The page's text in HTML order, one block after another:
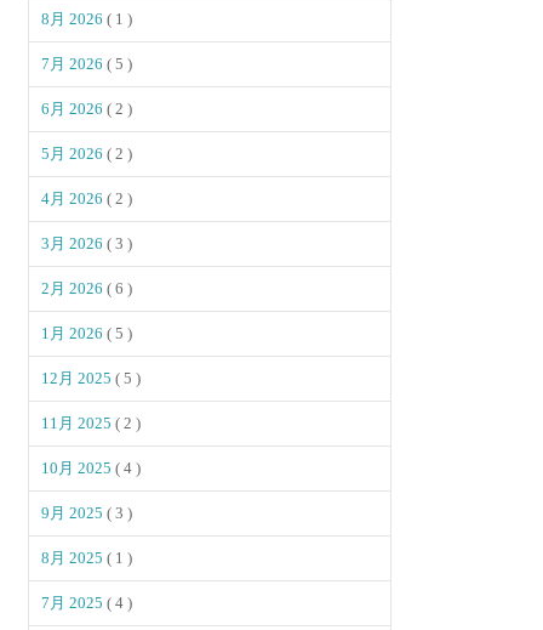
8月 2026( 1 )
7月 2026( 5 )
6月 2026( 2 )
5月 2026( 2 )
4月 2026( 2 )
3月 2026( 3 )
2月 2026( 6 )
1月 2026( 5 )
12月 2025( 5 )
11月 2025( 2 )
10月 2025( 4 )
9月 2025( 3 )
8月 2025( 1 )
7月 2025( 4 )